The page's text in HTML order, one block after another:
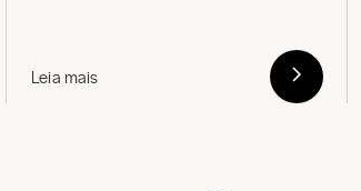
Leia mais